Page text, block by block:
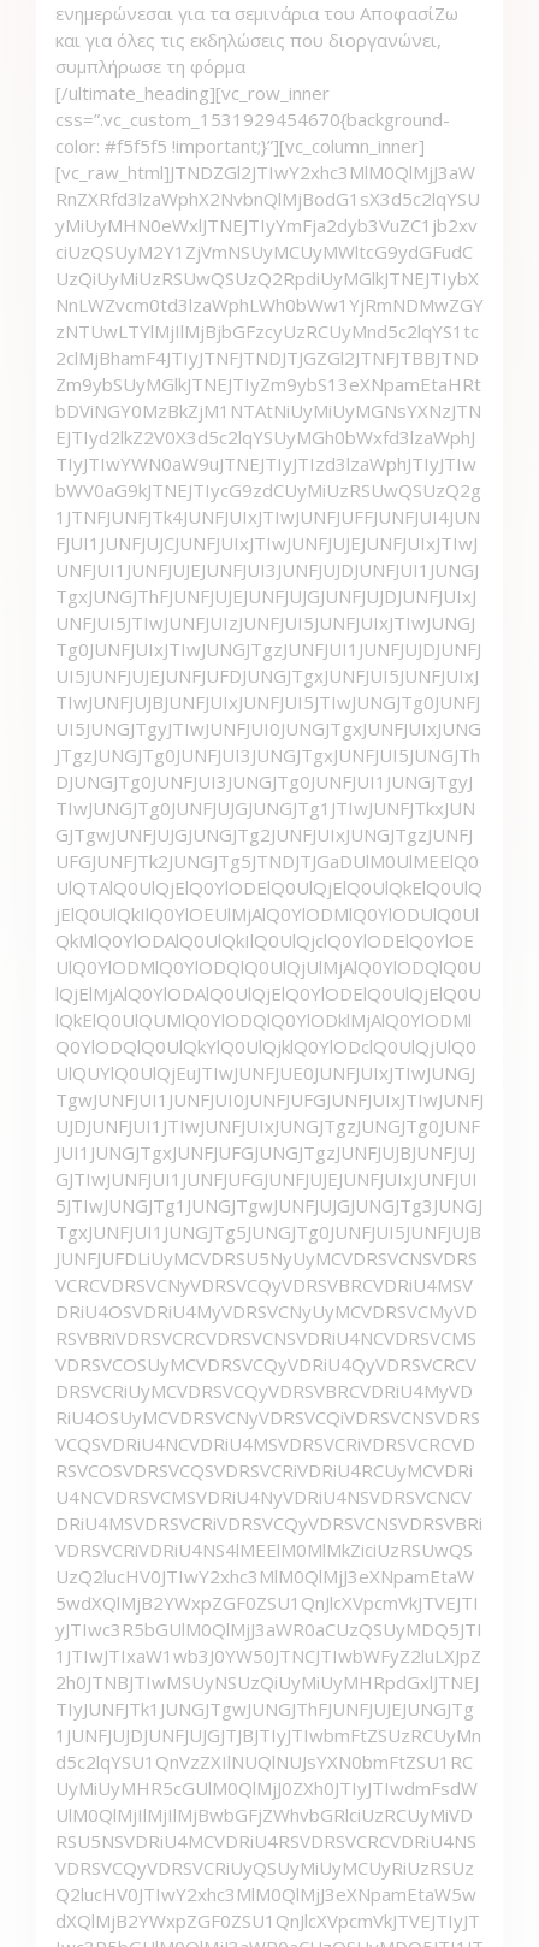
ενημερώνεσαι για τα σεμινάρια του ΑποφασίΖω
και για όλες τις εκδηλώσεις που διοργανώνει,
συμπλήρωσε τη φόρμα
[/ultimate_heading][vc_row_inner css=”.vc_custom_1531929454670{background-color: #f5f5f5 !important;}”][vc_column_inner][vc_raw_html]JTNDZGl2JTIwY2xhc3MlM0QlMjJ3aWRnZXRfd3lzaWphX2NvbnQlMjBodG1sX3d5c2lqYSUyMiUyMHN0eWxlJTNEJTIyYmFja2dyb3VuZC1jb2xvciUzQSUyM2Y1ZjVmNSUyMCUyMWltcG9ydGFudCUzQiUyMiUzRSUwQSUzQ2RpdiUyMGlkJTNEJTIybXNnLWZvcm0td3lzaWphLWh0bWw1YjRmNDMwZGYzNTUwLTYlMjIlMjBjbGFzcyUzRCUyMnd5c2lqYS1tc2clMjBhamF4JTIyJTNFJTNDJTJGZGl2JTNFJTBBJTNDZm9ybSUyMGlkJTNEJTIyZm9ybS13eXNpamEtaHRtbDViNGY0MzBkZjM1NTAtNiUyMiUyMGNsYXNzJTNEJTIyd2lkZ2V0X3d5c2lqYSUyMGh0bWxfd3lzaWphJTIyJTIwYWN0aW9uJTNEJTIyJTIzd3lzaWphJTIyJTIwbWV0aG9kJTNEJTIycG9zdCUyMiUzRSUwQSUzQ2g1JTNFJUNFJTk4JUNFJUIxJTIwJUNFJUFFJUNFJUI4JUNFJUI1JUNFJUJCJUNFJUIxJTIwJUNFJUJEJUNFJUIxJTIwJUNFJUI1JUNFJUJEJUNFJUI3JUNFJUJDJUNFJUI1JUNGJTgxJUNGJThFJUNFJUJEJUNFJUJGJUNFJUJDJUNFJUIxJUNFJUI5JTIwJUNFJUIzJUNFJUI5JUNFJUIxJTIwJUNGJTg0JUNFJUIxJTIwJUNGJTgzJUNFJUI1JUNFJUJDJUNFJUI5JUNFJUJEJUNFJUFDJUNGJTgxJUNFJUI5JUNFJUIxJTIwJUNFJUJBJUNFJUIxJUNFJUI5JTIwJUNGJTg0JUNFJUI5JUNGJTgyJTIwJUNFJUI0JUNGJTgxJUNFJUIxJUNGJTgzJUNGJTg0JUNFJUI3JUNGJTgxJUNFJUI5JUNGJThDJUNGJTg0JUNFJUI3JUNGJTg0JUNFJUI1JUNGJTgyJTIwJUNGJTg0JUNFJUJGJUNGJTg1JTIwJUNFJTkxJUNGJTgwJUNFJUJGJUNGJTg2JUNFJUIxJUNGJTgzJUNFJUFGJUNFJTk2JUNGJTg5JTNDJTJGaDUlM0UlMEElQ0UlQTAlQ0UlQjElQ0YlODElQ0UlQjElQ0UlQkElQ0UlQjElQ0UlQkIlQ0YlOEUlMjAlQ0YlODMlQ0YlODUlQ0UlQkMlQ0YlODAlQ0UlQkIlQ0UlQjclQ0YlODElQ0YlOEUlQ0YlODMlQ0YlODQlQ0UlQjUlMjAlQ0YlODQlQ0UlQjElMjAlQ0YlODAlQ0UlQjElQ0YlODElQ0UlQjElQ0UlQkElQ0UlQUMlQ0YlODQlQ0YlODklMjAlQ0YlODMlQ0YlODQlQ0UlQkYlQ0UlQjklQ0YlODclQ0UlQjUlQ0UlQUYlQ0UlQjEuJTIwJUNFJUE0JUNFJUIxJTIwJUNGJTgwJUNFJUI1JUNFJUI0JUNFJUFGJUNFJUIxJTIwJUNFJUJDJUNFJUI1JTIwJUNFJUIxJUNGJTgzJUNGJTg0JUNFJUI1JUNGJTgxJUNFJUFGJUNGJTgzJUNFJUJBJUNFJUJGJTIwJUNFJUI1JUNFJUFGJUNFJUJEJUNFJUIxJUNFJUI5JTIwJUNGJTg1JUNGJTgwJUNFJUJGJUNGJTg3JUNGJTgxJUNFJUI1JUNGJTg5JUNGJTg0JUNFJUI5JUNFJUJBJUNFJUFDLiUyMCVDRSU5NyUyMCVDRSVCNSVDRSVCRCVDRSVCNyVDRSVCQyVDRSVBRCVDRiU4MSVDRiU4OSVDRiU4MyVDRSVCNyUyMCVDRSVCMyVDRSVBRiVDRSVCRCVDRSVCNSVDRiU4NCVDRSVCMSVDRSVCOSUyMCVDRSVCQyVDRiU4QyVDRSVCRCVDRSVCRiUyMCVDRSVCQyVDRSVBRCVDRiU4MyVDRiU4OSUyMCVDRSVCNyVDRSVCQiVDRSVCNSVDRSVCQSVDRiU4NCVDRiU4MSVDRSVCRiVDRSVCRCVDRSVCOSVDRSVCQSVDRSVCRiVDRiU4RCUyMCVDRiU4NCVDRSVCMSVDRiU4NyVDRiU4NSVDRSVCNCVDRiU4MSVDRSVCRiVDRSVCQyVDRSVCNSVDRSVBRiVDRSVCRiVDRiU4NS4lMEElM0MlMkZiciUzRSUwQSUzQ2lucHV0JTIwY2xhc3MlM0QlMjJ3eXNpamEtaW5wdXQlMjB2YWxpZGF0ZSU1QnJlcXVpcmVkJTVEJTIyJTIwc3R5bGUlM0QlMjJ3aWR0aCUzQSUyMDQ5JTI1JTIwJTIxaW1wb3J0YW50JTNCJTIwbWFyZ2luLXJpZ2h0JTNBJTIwMSUyNSUzQiUyMiUyMHRpdGxlJTNEJTIyJUNFJTk1JUNGJTgwJUNGJThFJUNFJUJEJUNGJTg1JUNFJUJDJUNFJUJGJTJBJTIyJTIwbmFtZSUzRCUyMnd5c2lqYSU1QnVzZXIlNUQlNUJsYXN0bmFtZSU1RCUyMiUyMHR5cGUlM0QlMjJ0ZXh0JTIyJTIwdmFsdWUlM0QlMjIlMjIlMjBwbGFjZWhvbGRlciUzRCUyMiVDRSU5NSVDRiU4MCVDRiU4RSVDRSVCRCVDRiU4NSVDRSVCQyVDRSVCRiUyQSUyMiUyMCUyRiUzRSUzQ2lucHV0JTIwY2xhc3MlM0QlMjJ3eXNpamEtaW5wdXQlMjB2YWxpZGF0ZSU1QnJlcXVpcmVkJTVEJTIyJTIwc3R5bGUlM0QlMjJ3aWR0aCUzQSUyMDQ5JTI1JTIwJTIxaW1wb3J0YW50JTNCJTIwbWFyZ2luLWxlZnQlM0ElMjAxJTI1JTNCJTIyJTIwdGl0bGUlM0QlMjIlQ0UlOTUlQ0YlODAlQ0YlOEUlQ0UlQkQlQ0YlODUlQ0UlQkMlQ0UlQkYlMkElMjIlMjBuYW1lJTNEJTIyd3lzaWphJTVCdXNlciU1RCU1QmZpcnN0bmFtZSU1RCUyMiUyMHR5cGUlM0QlMjJ0ZXh0JTIyJTIwdmFsdWUlM0QlMjIlMjIlMjBwbGFjZWhvbGRlciUzRCUyMiVDRSU4QyVDRSVCRCVDRSVCRiVDRSVCQyVDRSVCMSUyQSUyMiUyMCUyRiUzRSUwQSUwQSUzQ3NwYW4lMjBjbGFzcyUzRCUyMmFicy1yZXElMjIlM0UlMEElM0NpbnB1dCUyMGNsYXNzJTNEJTIyd3lzaWphLWlucHV0JTIwdmFsaWRhdGVkJTVCYWJzJTVEJTVCbGFzdG5hbWUlNUQlMjIlMjBuYW1lJTNEJTIyd3lzaWphJTVCdXNlciU1RCU1QmFicyU1RCU1Qmxhc3RuYW1lJTVEJTIyJTIwdHlwZSUzRCUyMnRleHQlMjIlMjB2YWx1ZSUzRCUyMiUyMiUyMCUyRiUzRSUzQ2lucHV0JTIwY2xhc3MlM0QlMjJ3eXNpamEtaW5wdXQlMjB2YWxpZGF0ZWQlNUJhYnMlNUQlNUJmaXJzdG5hbWUlNUQlMjIlMjBuYW1lJTNEJTIyd3lzaWphJTVCdXNlciU1RCU1QmFicyU1RCU1QmZpcnN0bmFtZSU1RCUyMiUyMHR5cGUlM0QlMjJ0ZXh0JTIyJTIwdmFsdWUlM0QlMjIlMjIlMjAlMkYlM0UlM0MlMkZzcGFuJTNFJTBBJTBBJTNDaW5wdXQlMjBjbGFzcyUzRCUyMnd5c2lqYS1pbnB1dCUyMHZhbGlkYXRlJTVCcmVxdWlyZWQlMkNjdXN0b20lNUJlbWFpbCU1RCU1RCUyMiUyMHN0eWxlJTNEJTIyd2lkdGglM0ElMjA0OSUyNSUyMCUyMWltcG9ydGFudCUzQiUyMG1hcmdpbi1yaWdodCUzQSUyMDElMjUlM0IlMjIlMjB0aXRsZSUzRCUyMkVtYWlsJTJBJTIyJTIwbmFtZSUzRCUyMnd5c2lqYSU1QnVzZXIlNUQlNUJlbWFpbCU1RCUyMiUyMHR5cGUlM0QlMjJ0ZXh0JTIyJTIwdmFsdWUlM0QlMjIlMjIlMjBwbGFjZWhvbGRlciUzRCUyMkVtYWlsJTJBJTIyJTIwJTJGJTNFJTNDaW5wdXQlMjBjbGFzcyUzRCUyMnd5c2lqYS1pbnB1dCUyMHZhbGlkYXRlJTVCcmVxdWlyZWQlMkNjdXN0b20lNUJwaG9uZSU1RCU1RCUyMiUyMHN0eWxlJTNEJTIyd2lkdGglM0ElMjA0OSUyNSUyMCUyMWltcG9ydGFudCUzQiUyMG1hcmdpbi1sZWZ0JTNBJTIwMSUyNSUzQiUyMiUyMHRpdGxlJTNEJTIyJUNFJTlBJUNFJUI5JUNFJUJEJUNFJUI3JUNGJTg0JUNGJThDJTJBJTIyJTIwbmFtZSUzRCUyMnd5c2lqYSU1QmZpZWxkJTVEJTVCY2ZfNyU1RCUyMiUyMHR5cGUlM0QlMjJ0ZXh0JTIyJTIwdmFsdWUlM0QlMjIlMjIlMjBwbGFjZWhvbGRlciUzRCUyMiVDRSU5QSVDRSVCOSVDRSVCRCVDRSVCNyVDRiU4NCVDRiU4QyUyQSUyMiUyMCUyRiUzRSUwQSUwQSUzQ3NwYW4lMjBjbGFzcyUzRCUyMmFicy1yZXElMjIlM0UlMEElM0NpbnB1dCUyMGNsYXNzJTNEJTIyd3lzaWphLWlucHV0JTIwdmFsaWRhdGVkJTVCYWJzJTVEJTVCZW1haWwlNUQlMjIlMjBuYW1lJTNEJTIyd3lzaWphJTVCdXNlciU1RCU1QmFicyU1RCU1QmVtYWlsJTVEJTIyJTIwdHlwZSUzRCUyMnRleHQlMjIlMjB2YWx1ZSUzRCUyMiUyMiUyMCUyRiUzRSUzQ2lucHV0JTIwY2xhc3MlM0QlMjJ3eXNpamEtaW5wdXQlMjB2YWxpZGF0ZWQlNUJhYnMlNUQlNUJjZl83JTVEJTIyJTIwbmFtZSUzRCUyMnd5c2lqYSU1QmZpZWxkJTVEJTVCYWJzJTVEJTVCY2ZfNyU1RCUyMiUyMHR5cGUlM0QlMjJ0ZXh0JTIyJTIwdmFsdWUlM0QlMjIlMjIlMjAlMkYlM0UlMEElM0MlMkZzcGFuJTNFJTBBJTBBJTNDaW5wdXQlMjBjbGFzcyUzRCUyMnd5c2lqYS1pbnB1dCUyMHZhbGlkYXRlJTVCY3VzdG9tJTVCcGhvbmUlNUQlNUQlMjIlMjBzdHlsZSUzRCUyMndpZHRoJTNBJTIwNDklMjUlMjAlMjFpbXBvcnRhbnQlM0IlMjBtYXJnaW4tcmlnaHQlM0ElMjAxJTI1JTNCJTIyJTIwdGl0bGUlM0QlMjIlQ0UlQTQlQ0UlQjclQ0UlQkIlQ0UlQUQlQ0YlODYlQ0YlODklQ0UlQkQlQ0UlQkYlMjIlMjBuYW1lJTNEJTIyd3lzaWphJTVCZmllbGQlNUQlNUJjZl8yJTVEJTIyJTIwdHlwZSUzRCUyMnRleHQlMjIlMjB2YWx1ZSUzRCUyMiUyMiUyMHBsYWNlaG9sZGVyJTNEJTIyJUNFJUE0JUNFJUI3JUNFJUJCJUNFJUFEJUNGJTg2JUNGJTg5JUNFJUJEJUNFJUJGJTIyJTIwJTJGJTNFJTNDaW5wdXQlMjBjbGFzcyUzRCUyMnd5c2lqYS1pbnB1dCUyMHZhbGlkYXRlJTVCY3VzdG9tJTVCcGhvbmUlNUQlNUQlMjIlMjBzdHlsZSUzRCUyMndpZHRoJTNBJTIwNDklMjUlMjAlMjFpbXBvcnRhbnQlM0IlMjBtYXJnaW4tbGVmdCUzQSUyMDElMjUlM0IlMjIlMjB0aXRsZSUzRCUyMiVDRSVBNCVDRSVCNyVDRSVCQiVDRSVBRCVDRiU4NiVDRiU4OSVDRSVCRCVDRSVCRiUyMCVDRSU5NSVDRiU4MSVDRSVCMyVDRSVCMSVDRiU4MyVDRSVBRiVDRSVCMSVDRiU4MiUyMiUyMG5hbWUlM0QlMjJ3eXNpamElNUJmaWVsZCU1RCU1QmNmXzglNUQlMjIlMjB0eXBlJTNEJTIydGV4dCUyMiUyMHZhbHVlJTNEJTIyJTIyJTIwcGxhY2Vob2xkZXIlM0QlMjIlQ0UlQTQlQ0UlQjclQ0UlQkIlQ0UlQUQlQ0YlODYlQ0YlODklQ0UlQkQlQ0UlQkYlMjAlQ0UlOTUlQ0YlODElQ0UlQjMlQ0UlQjElQ0YlODMlQ0UlQUYlQ0UlQjElQ0YlODIlMjIlMjAlMkYlM0UlMEElMEElM0NzcGFuJTIwY2xhc3MlM0QlMjJhYnMtcmVxJTIyJTNFJTBBJTNDaW5wdXQlMjBjbGFzcyUzRCUyMnd5c2lqYS1pbnB1dCUyMHZhbGlkYXRlZCU1QmFicyU1RCU1QmNmXzIlNUQlMjIlMjBuYW1lJTNEJTIyd3lzaWphJTVCZmllbGQlNUQlNUJhYnMlNUQlNUJjZl8yJTVEJTIyJTIwdHlwZSUzRCUyMnRleHQlMjIlMjB2YWx1ZSUzRCUyMiUyMiUyMCUyRiUzRSUzQ2lucHV0JTIwY2xhc3MlM0QlMjJ3eXNpamEtaW5wdXQlMjB2YWxpZGF0ZWQlNUJhYnMlNUQlNUJjZl84JTVEJTIyJTIwbmFtZSUzRCUyMnd5c2lqYSU1QmZpZWxkJTVEJTVCYWJzJTVEJTVCY2ZfOCU1RCUyMiUyMHR5cGUlM0QlMjJ0ZXh0JTIyJTIwdmFsdWUlM0QlMjIlMjIlMjAlMkYlM0UlMEElM0MlMkZzcGFuJTNFJTBBJTNDcCUyMGNsYXNzJTNEJTIyd3lzaWphLXBhcmFncmFwaCUyMiUzRSUzQ2xhYmVsJTIwY2xhc3MlM0QlMjJ3eXNpamEtc2VsZWN0LWxhYmVsJTIyJTNFJUNFJTg4JUNGJTg3JUNFJUI1JUNGJTg0JUNFJUI1JTIwJUNGJTgwJUNFJUIxJUNGJTgxJUNFJUIxJUNFJUJBJUNFJUJGJUNFJUJCJUNFJUJGJUNGJTg1JUNFJUI4JUNFJUFFJUNGJTgzJUNFJUI1JUNFJUI5JTIwJUNFJUJBJUNFJUFDJUNGJTgwJUNFJUJGJUNFJUI5JUNFJUJGJTIwJUNGJTgzJUNFJUI1JUNFJUJDJUNFJUI5JUNFJUJEJUNFJUFDJUNGJTgxJUNFJUI5JUNFJUJGJTIwJUNGJTg0JUNFJUJGJUNGJTg1JTIwJUNFJTkxJUNGJTgwJUNFJUJGJUNGJTg2JUNFJUIxJUNGJTgzJUNFJUFGJUNFJTk2JUNGJTg5JTNCJTNDJTJGbGFiZWwlM0UlMEElM0NzZWxlY3QlMjBjbGFzcyUzRCUyMnd5c2lqYS1zZWxlY3QlMjAlMjIlMjBuYW1lJTNEJTIyd3lzaWphJTVCZmllbGQlNUQlNUJjZl85JTVEJTIyJTNFJTBBJTNDb3B0aW9uJTIwc2VsZWN0ZWQlM0QlMjJzZWxlY3RlZCUyMiUyMHZhbHVlJTNEJTIyJUNFJThDJUNGJTg3JUNFJUI5JTIyJTNFJUNFJThDJUNGJTg3JUNFJUI5JTNDJTJGb3B0aW9uJTNFJTBBJTNDb3B0aW9uJTIwdmFsdWUlM0QlMjIlQ0UlOUQlQ0UlQjElQ0UlQUYlMjIlM0UlQ0UlOUQlQ0UlQjElQ0UlQUYlM0MlMkZvcHRpb24lM0UlMEElM0MlMkZzZWxlY3QlM0UlM0MlMkZwJTNFJTBBJUNFJTkzJUNFJUI5JUNFJUIxJTIwJUNGJTgwJUNFJUJGJUNFJUI5JUNFJUJGJTIwJUNGJTgzJUNFJUI1JUNFJUJDJUNFJUI5JUNFJUJEJUNFJUFDJUNGJTgxJUNFJUI5JUNFJUJGJTIwJUNFJUI1JUNFJUJEJUNFJUI0JUNFJUI5JUNFJUIxJUNGJTg2JUNFJUFEJUNGJTgxJUNFJUI1JUNGJTgzJUNGJTg0JUNFJUI1JTNCJTBBJTNDdGFibGUlMjBzdHlsZSUzRCUyMmNvbG9yJTNBJTIwJTIzM2EzYTNhJTNCJTIwYm9yZGVyLWNvbG9yJTNBJTIwdHJhbnNwYXJlbnQlM0IlMjIlM0UlMEElM0N0Ym9keSUzRSUwQSUzQ3RyJTNFJTBBJTNDdGQlMjBzdHlsZSUzRCUyMnBhZGRpbmclM0ElMjAwcHglMjAlMjFpbXBvcnRhbnQlM0IlMjBib3JkZXItY29sb3IlM0ElMjB0cmFuc3BhcmVudCUzQiUyMGJvcmRlci10b3AlM0ElMjAwcHglMjBzb2xpZCUyMHRyYW5zcGFyZW50JTNCJTIwd2lkdGglM0ElMjA0OSUyNSUyMCUyMWltcG9ydGFudCUzQiUyMG1hcmdpbi1yaWdodCUzQSUyMDElMjUlM0IlMjIlM0UlM0NpbnB1dCUyMG5hbWUlM0QlMjJ3eXNpamElNUJmaWVsZCU1RCU1QmNmXzEzJTVEJTIyJTIwdHlwZSUzRCUyMmhpZGRlbiUyMiUyMHZhbHVlJTNEJTIyMCUyMiUyMCUyRiUzRSUwQSUwQSUzQ2xhYmVsJTIwY2xhc3MlM0QlMjJ3eXNpamEtY2hlY2tib3gtbGFiZWwlMjIlM0UlM0NpbnB1dCUyMGNsYXNzJTNEJTIyd3lzaWphLWNoZWNrYm94JTIwJTIyJTIwbmFtZSUzRCUyMnd5c2lqYSU1QmZpZWxkJTVEJTVCY2ZfMTMlNUQlMjIlMjB0eXBlJTNEJTIyY2hlY2tib3glMjIlMjB2YWx1ZSUzRCUyMjElMjIlMjAlMkYlM0UlQ0UlOEMlQ0UlQkIlQ0UlQjElM0MlMkZsYWJlbCUzRSUzQyUyRnRkJTNFJTBBJTNDdGQlMjBzdHlsZSUzRCUyMnBhZGRpbmclM0ElMjAwcHglMjAlMjFpbXBvcnRhbnQlM0IlMjBib3JkZXItY29sb3IlM0ElMjB0cmFuc3BhcmVudCUzQiUyMGJvcmRlci10b3AlM0ElMjAwcHglMjBzb2xpZCUyMHRyYW5zcGFyZW50JTNCJTIwd2lkdGglM0ElMjA0OSUyNSUyMCUyMWltcG9ydGFudCUzQiUyMG1hcmdpbi1sZWZ0JTNBJTIwMSUyNSUzQiUyMiUzRSUzQ2lucHV0JTIwbmFtZSUzRCUyMnd5c2lqYSU1QmZpZWxkJTVEJTVCY2ZfMTQlNUQlMjIlMjB0eXBlJTNEJTIyaGlkZGVuJTIyJTIwdmFsdWUlM0QlMjIwJTIyJTIwJTJGJTNFJTBBJTBBJTNDbGFiZWwlMjBjbGFzcyUzRCUyMnd5c2lqYS1jaGVja2JveC1sYWJlbCUyMiUzRSUzQ2lucHV0JTIwY2xhc3MlM0QlMjJ3eXNpamEtY2hlY2tib3glMjAlMjIlMjBuYW1lJTNEJTIyd3lzaWphJTVCZmllbGQlNUQlNUJjZl8xNCU1RCUyMiUyMHR5cGUlM0QlMjJjaGVja2JveCUyMiUyMHZhbHVlJTNEJTIyMSUyMiUyMCUyRiUzRSVDRSU5MSVDRiU4MCVDRSVCRiVDRSVCMyVDRSVCNSVDRSVBRiVDRiU4OSVDRiU4MyVDRSVCNSUyMCVDRiU4NCVDRSVCOSVDRiU4MiUyMCVDRiU4MyVDRiU4NyVDRSVBRCVDRiU4MyVDRSVCNSVDRSVCOSVDRiU4MiUyMCVDRiU4MyVDRSVCRiVDRiU4NSUzQyUyRmxhYmVsJTNFJTNDJTJGdGQlM0UlMEElM0MlMkZ0ciUzRSUwQSUzQ3RyJTNFJTBBJTNDdGQlMjBzdHlsZSUzRCUyMnBhZGRpbmclM0ElMjAwcHglMjAlMjFpbXBvcnRhbnQlM0IlMjBib3JkZXItY29sb3IlM0ElMjB0cmFuc3BhcmV